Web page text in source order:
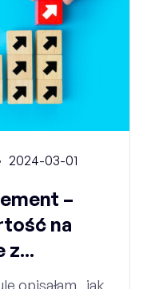
2024-03-01
–
na
z...
opisałam, jak